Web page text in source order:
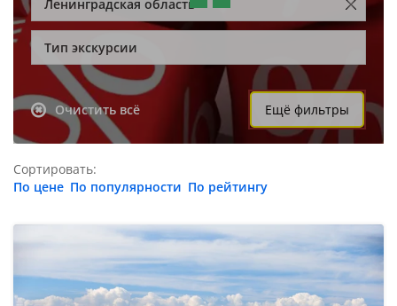
Ленинградская область
Тип экскурсии
Очистить всё Ещё фильтры
Сортировать:
По цене По популярности По рейтингу